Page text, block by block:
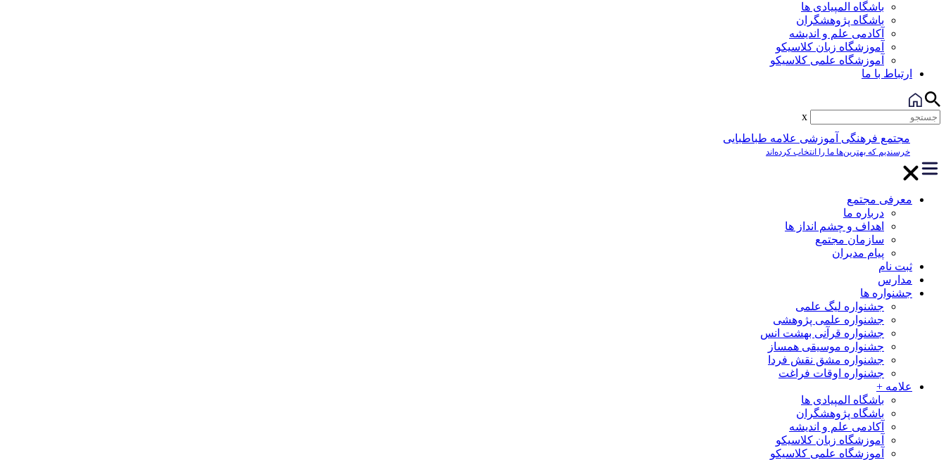
باشگاه المپیادی ها
باشگاه پژوهشگران
آکادمی علم و اندیشه
آموزشگاه زبان کلاسیکو
آموزشگاه علمی کلاسیکو
ارتباط با ما
x
مجتمع فرهنگی آموزشی علامه طباطبایی
خرسندیم که بهترین‌ها ما را انتخاب کرده‌اند
معرفی مجتمع
درباره ما
اهداف و چشم انداز ها
سازمان مجتمع
پیام مدیران
ثبت نام
مدارس
جشنواره ها
جشنواره لیگ علمی
جشنواره علمی پژوهشی
جشنواره قرآنی بهشت انس
جشنواره موسیقی همساز
جشنواره مشق نقش فردا
جشنواره اوقات فراغت
علامه +
باشگاه المپیادی ها
باشگاه پژوهشگران
آکادمی علم و اندیشه
آموزشگاه زبان کلاسیکو
آموزشگاه علمی کلاسیکو